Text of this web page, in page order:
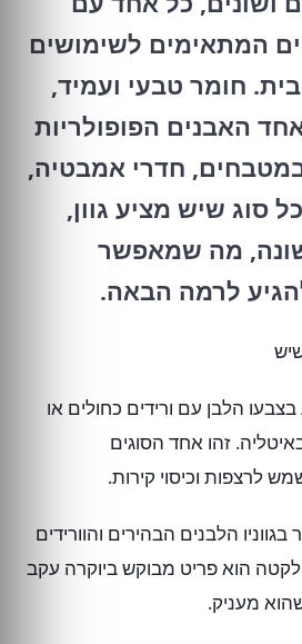
המתאימים לשימושים
חומר טבעי ועמיד,
האבנים הפופולריות
חדרי אמבטיה,
סוג שיש מציע גוון,
שונה, מה שמאפשר
לרמה הבאה.
הלבן עם ורידים כחולים או
זהו אחד הסוגים
לרצפות וכיסוי קירות.
הלבנים הבהירים והוורידים
הוא פריט מבוקש ביוקרה עקב
מעניק.